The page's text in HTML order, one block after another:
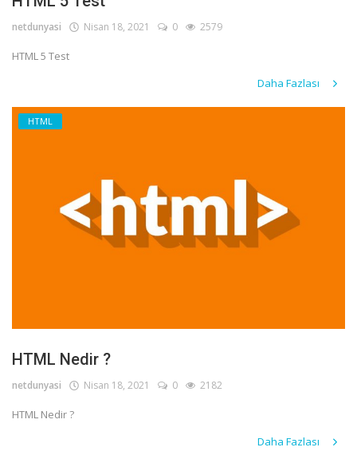
netdunyasi Nisan 18, 2021 0 2579
HTML 5 Test
Daha Fazlası
HTML
HTML Nedir ?
netdunyasi Nisan 18, 2021 0 2182
HTML Nedir ?
Daha Fazlası